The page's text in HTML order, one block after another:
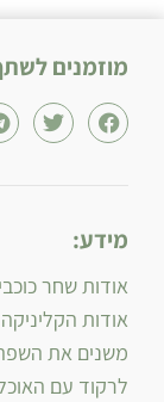
מוזמנים
מידע:
אודות שחר כוכבי
אודות הקליניקה
משנים את
לרקוד עם